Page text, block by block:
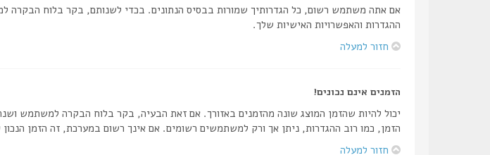
אם אתה משתמש רשום, כל הגדרותיך שמורות בבסיס הנתונים. בכדי לשנותם, בקר בלוח
ההגדרות והאפשרויות האישיות שלך.
חזור למעלה
הזמנים אינם נכונים!
יכול להיות שהזמן המוצג שונה מהזמנים באזורך. אם זאת הבעיה, בקר בלוח הבקרה למשתמש
הזמן, כמו רוב ההגדרות, ניתן אך ורק למשתמשים רשומים. אם אינך רשום במערכת, זה הזמן
חזור למעלה